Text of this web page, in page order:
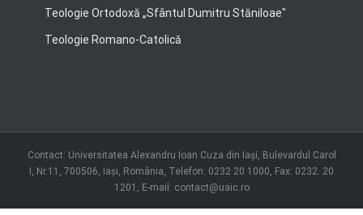
Teologie Ortodoxă „Sfântul Dumitru Stăniloae"
Teologie Romano-Catolică
Contact: Universitatea Alexandru Ioan Cuza din Iași, Bulevardul Carol
I, Nr.11, 700506, Iaşi, România, Telefon: 0232 20 1000, Fax: 0232. 20
1201, E-mail: contact@uaic.ro